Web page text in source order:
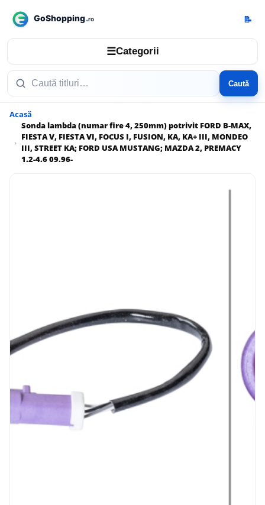
☰Categorii
Caută
📝
Acasă
Sonda lambda (numar fire 4, 250mm) potrivit FORD B-MAX,
FIESTA V, FIESTA VI, FOCUS I, FUSION, KA, KA+ III, MONDEO
III, STREET KA; FORD USA MUSTANG; MAZDA 2, PREMACY
1.2-4.6 09.96-